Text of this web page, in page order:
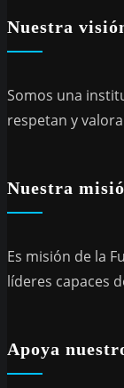
Nuestra
Somos una
respetan y
Nuestra
Es misión de la
líderes capaces
Apoya